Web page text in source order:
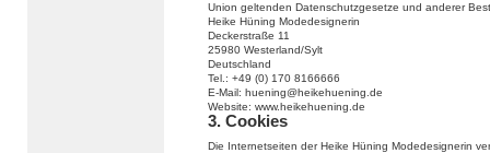
Union geltenden Datenschutzgesetze und anderer
Heike Hüning Modedesignerin
Deckerstraße 11
25980 Westerland/Sylt
Deutschland
Tel.: +49 (0) 170 8166666
E-Mail: huening@heikehuening.de
Website: www.heikehuening.de
3. Cookies
Die Internetseiten der Heike Hüning Modedesignerin